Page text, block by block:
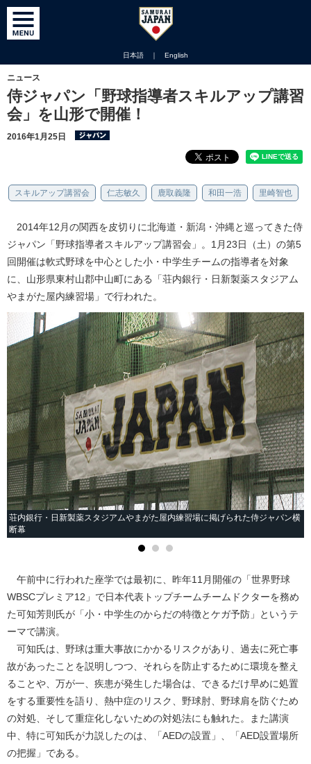
日本語 ｜ English
ニュース
侍ジャパン「野球指導者スキルアップ講習
会」を山形で開催！
2016年1月25日
スキルアップ講習会 仁志敏久 鹿取義隆 和田一浩 里崎智也
2014年12月の関西を皮切りに北海道・新潟・沖縄と巡ってきた侍
ジャパン「野球指導者スキルアップ講習会」。1月23日（土）の第5
回開催は軟式野球を中心とした小・中学生チームの指導者を対象
に、山形県東村山郡中山町にある「荘内銀行・日新製薬スタジアム
やまがた屋内練習場」で行われた。
荘内銀行・日新製薬スタジアムやまがた屋内練習場に掲げられた侍ジャパン横
断幕
午前中に行われた座学では最初に、昨年11月開催の「世界野球
WBSCプレミア12」で日本代表トップチームチームドクターを務め
た可知芳則氏が「小・中学生のからだの特徴とケガ予防」というテ
ーマで講演。
可知氏は、野球は重大事故にかかるリスクがあり、過去に死亡事
故があったことを説明しつつ、それらを防止するために環境を整え
ることや、万が一、疾患が発生した場合は、できるだけ早めに処置
をする重要性を語り、熱中症のリスク、野球肘、野球肩を防ぐため
の対処、そして重症化しないための対処法にも触れた。また講演
中、特に可知氏が力説したのは、「AEDの設置」、「AED設置場所
の把握」である。